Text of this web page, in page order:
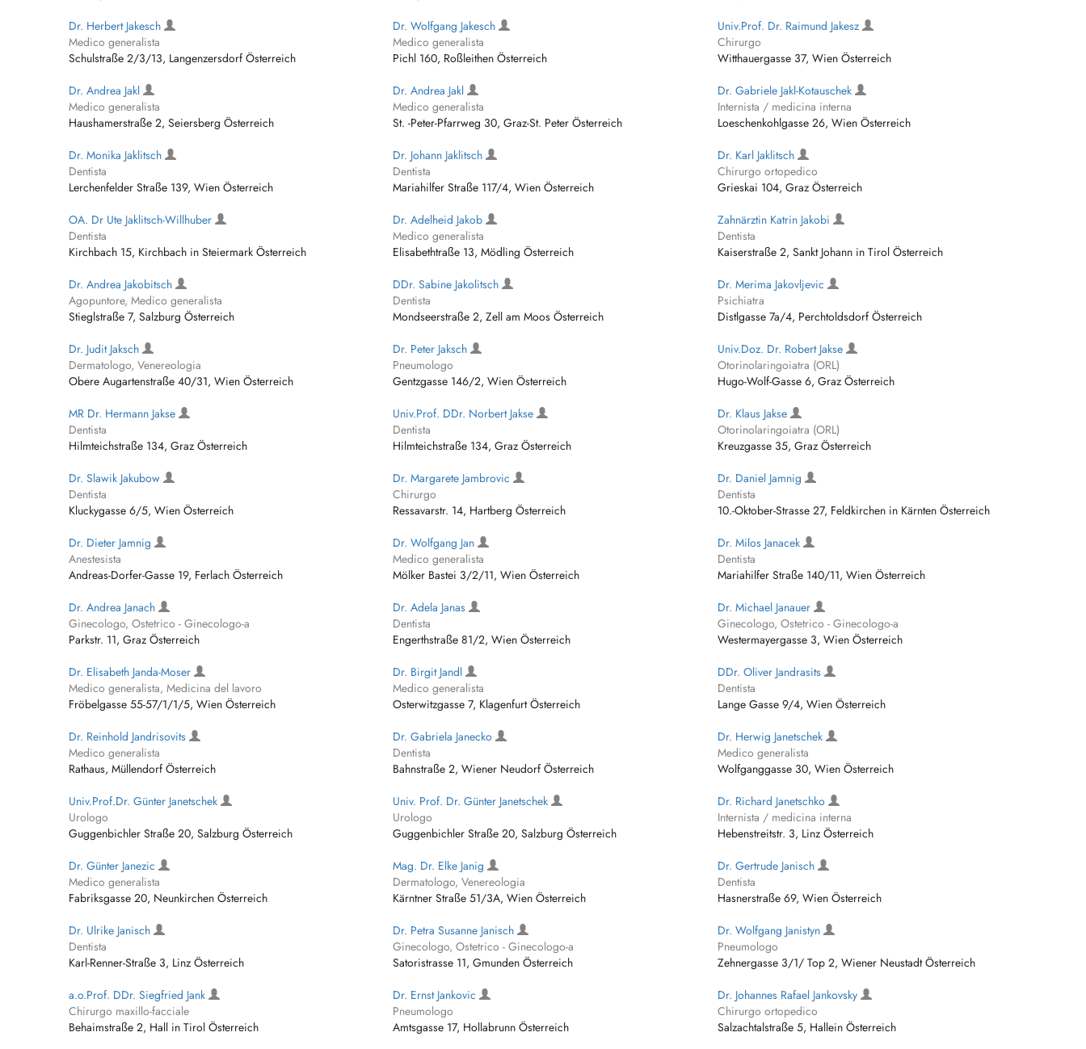
Dr. Herbert Jakesch
Medico generalista
Schulstraße 2/3/13, Langenzersdorf Österreich
Dr. Wolfgang Jakesch
Medico generalista
Pichl 160, Roßleithen Österreich
Univ.Prof. Dr. Raimund Jakesz
Chirurgo
Witthauergasse 37, Wien Österreich
Dr. Andrea Jakl
Medico generalista
Haushamerstraße 2, Seiersberg Österreich
Dr. Andrea Jakl
Medico generalista
St. -Peter-Pfarrweg 30, Graz-St. Peter Österreich
Dr. Gabriele Jakl-Kotauschek
Internista / medicina interna
Loeschenkohlgasse 26, Wien Österreich
Dr. Monika Jaklitsch
Dentista
Lerchenfelder Straße 139, Wien Österreich
Dr. Johann Jaklitsch
Dentista
Mariahilfer Straße 117/4, Wien Österreich
Dr. Karl Jaklitsch
Chirurgo ortopedico
Grieskai 104, Graz Österreich
OA. Dr Ute Jaklitsch-Willhuber
Dentista
Kirchbach 15, Kirchbach in Steiermark Österreich
Dr. Adelheid Jakob
Medico generalista
Elisabethtraße 13, Mödling Österreich
Zahnärztin Katrin Jakobi
Dentista
Kaiserstraße 2, Sankt Johann in Tirol Österreich
Dr. Andrea Jakobitsch
Agopuntore, Medico generalista
Stieglstraße 7, Salzburg Österreich
DDr. Sabine Jakolitsch
Dentista
Mondseerstraße 2, Zell am Moos Österreich
Dr. Merima Jakovljevic
Psichiatra
Distlgasse 7a/4, Perchtoldsdorf Österreich
Dr. Judit Jaksch
Dermatologo, Venereologia
Obere Augartenstraße 40/31, Wien Österreich
Dr. Peter Jaksch
Pneumologo
Gentzgasse 146/2, Wien Österreich
Univ.Doz. Dr. Robert Jakse
Otorinolaringoiatra (ORL)
Hugo-Wolf-Gasse 6, Graz Österreich
MR Dr. Hermann Jakse
Dentista
Hilmteichstraße 134, Graz Österreich
Univ.Prof. DDr. Norbert Jakse
Dentista
Hilmteichstraße 134, Graz Österreich
Dr. Klaus Jakse
Otorinolaringoiatra (ORL)
Kreuzgasse 35, Graz Österreich
Dr. Slawik Jakubow
Dentista
Kluckygasse 6/5, Wien Österreich
Dr. Margarete Jambrovic
Chirurgo
Ressavarstr. 14, Hartberg Österreich
Dr. Daniel Jamnig
Dentista
10.-Oktober-Strasse 27, Feldkirchen in Kärnten Österreich
Dr. Dieter Jamnig
Anestesista
Andreas-Dorfer-Gasse 19, Ferlach Österreich
Dr. Wolfgang Jan
Medico generalista
Mölker Bastei 3/2/11, Wien Österreich
Dr. Milos Janacek
Dentista
Mariahilfer Straße 140/11, Wien Österreich
Dr. Andrea Janach
Ginecologo, Ostetrico - Ginecologo-a
Parkstr. 11, Graz Österreich
Dr. Adela Janas
Dentista
Engerthstraße 81/2, Wien Österreich
Dr. Michael Janauer
Ginecologo, Ostetrico - Ginecologo-a
Westermayergasse 3, Wien Österreich
Dr. Elisabeth Janda-Moser
Medico generalista, Medicina del lavoro
Fröbelgasse 55-57/1/1/5, Wien Österreich
Dr. Birgit Jandl
Medico generalista
Osterwitzgasse 7, Klagenfurt Österreich
DDr. Oliver Jandrasits
Dentista
Lange Gasse 9/4, Wien Österreich
Dr. Reinhold Jandrisovits
Medico generalista
Rathaus, Müllendorf Österreich
Dr. Gabriela Janecko
Dentista
Bahnstraße 2, Wiener Neudorf Österreich
Dr. Herwig Janetschek
Medico generalista
Wolfganggasse 30, Wien Österreich
Univ.Prof.Dr. Günter Janetschek
Urologo
Guggenbichler Straße 20, Salzburg Österreich
Univ. Prof. Dr. Günter Janetschek
Urologo
Guggenbichler Straße 20, Salzburg Österreich
Dr. Richard Janetschko
Internista / medicina interna
Hebenstreitstr. 3, Linz Österreich
Dr. Günter Janezic
Medico generalista
Fabriksgasse 20, Neunkirchen Österreich
Mag. Dr. Elke Janig
Dermatologo, Venereologia
Kärntner Straße 51/3A, Wien Österreich
Dr. Gertrude Janisch
Dentista
Hasnerstraße 69, Wien Österreich
Dr. Ulrike Janisch
Dentista
Karl-Renner-Straße 3, Linz Österreich
Dr. Petra Susanne Janisch
Ginecologo, Ostetrico - Ginecologo-a
Satoristrasse 11, Gmunden Österreich
Dr. Wolfgang Janistyn
Pneumologo
Zehnergasse 3/1/ Top 2, Wiener Neustadt Österreich
a.o.Prof. DDr. Siegfried Jank
Chirurgo maxillo-facciale
Behaimstraße 2, Hall in Tirol Österreich
Dr. Ernst Jankovic
Pneumologo
Amtsgasse 17, Hollabrunn Österreich
Dr. Johannes Rafael Jankovsky
Chirurgo ortopedico
Salzachtalstraße 5, Hallein Österreich